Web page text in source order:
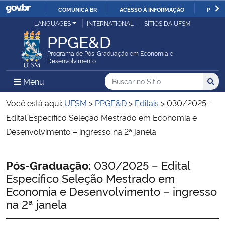
IR
O
COMUNICA BR ACESSO À INFORMAÇÃO
Ministério da Justiça e Segurança Pública
Ministério da Defesa
Ministério das Relações Exteriores
Ministério da Economia
Ministério da Agricultura, Pecuária e Abastecimento
Ministério da Educação
LANGUAGES INTERNATIONAL SÍTIOS DA UFSM
PPGE&D
Programa de Pós-Graduação em Economia e
Desenvolvimento
Menu Menu Principal do Sítio
Busca
Buscar no no Sítio
Busca:
Você está aqui: UFSM > PPGE&D > Editais >030/2025 –
Edital Específico Seleção Mestrado em Economia e
Desenvolvimento – ingresso na 2ª janela
Início do conteúdo
Pós-Graduação: 030/2025 – Edital
Específico Seleção Mestrado em
Economia e Desenvolvimento – ingresso
na 2ª janela